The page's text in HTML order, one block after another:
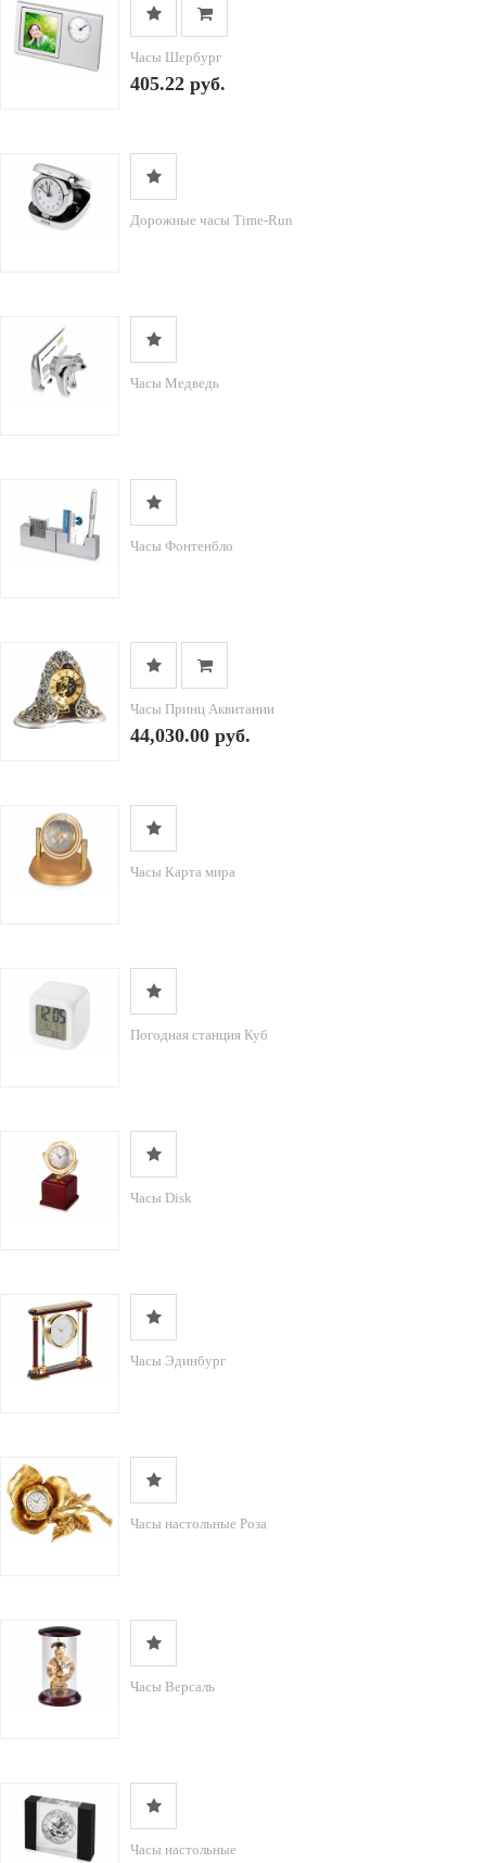
Часы Шербург
405.22 руб.
Дорожные часы Time-Run
Часы Медведь
Часы Фонтенбло
Часы Принц Аквитании
44,030.00 руб.
Часы Карта мира
Погодная станция Куб
Часы Disk
Часы Эдинбург
Часы настольные Роза
Часы Версаль
Часы настольные